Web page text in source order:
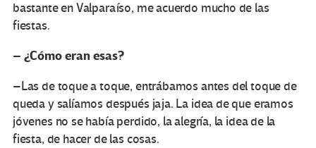
bastante en Valparaíso, me acuerdo mucho de las
fiestas.
– ¿Cómo eran esas?
–Las de toque a toque, entrábamos antes del toque de
queda y salíamos después jaja. La idea de que eramos
jóvenes no se había perdido, la alegría, la idea de la
fiesta, de hacer de las cosas.